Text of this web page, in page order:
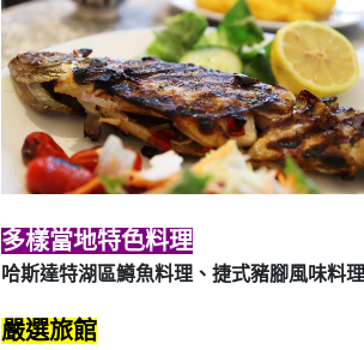
多樣當地特色料理
哈斯達特湖區鱒魚料理、捷式豬腳風味料
嚴選旅館